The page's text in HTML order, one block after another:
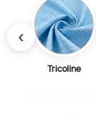
‹
Tricoline